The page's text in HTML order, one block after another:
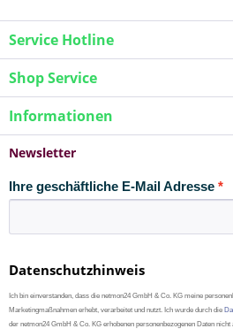
Service Hotline
Shop Service
Informationen
Newsletter
Ihre geschäftliche E-Mail Adresse
Datenschutzhinweis
Ich bin einverstanden, dass die netmon24 GmbH & Co. KG meine
Marketingmaßnahmen erhebt, verarbeitet und nutzt. Ich wurde durch die
der netmon24 GmbH & Co. KG erhobenen personenbezogenen Daten